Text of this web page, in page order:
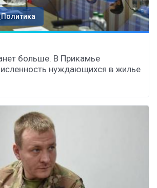
больше. В Прикамье
нуждающихся в жилье